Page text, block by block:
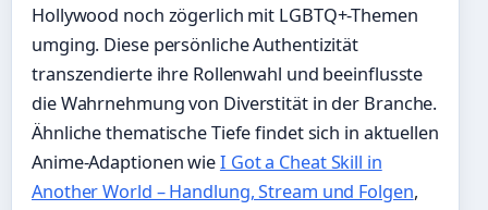
Hollywood noch zögerlich mit LGBTQ+-Themen
umging. Diese persönliche Authentizität
transzendierte ihre Rollenwahl und beeinflusste
die Wahrnehmung von Diverstität in der Branche.
Ähnliche thematische Tiefe findet sich in aktuellen
Anime-Adaptionen wieI Got a Cheat Skill in
Another World – Handlung, Stream und Folgen,